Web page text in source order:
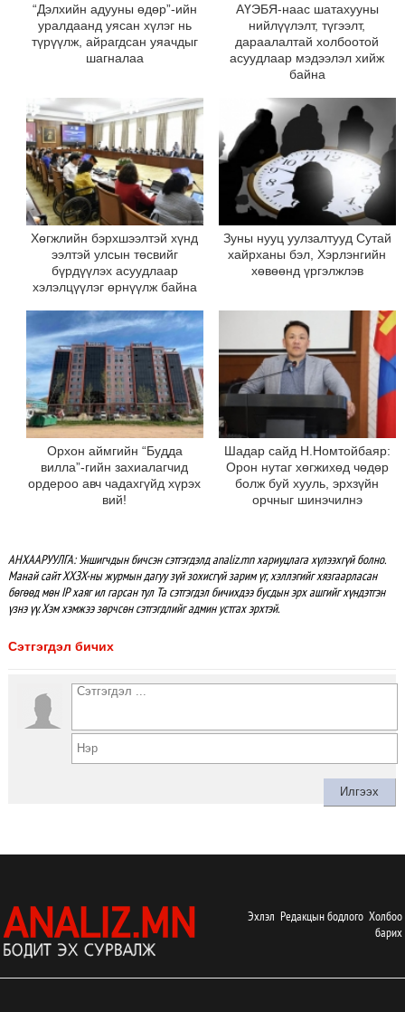
“Дэлхийн адууны өдөр”-ийн
уралдаанд уясан хүлэг нь
түрүүлж, айрагдсан уяачдыг
шагналаа
АҮЭБЯ-наас шатахууны
нийлүүлэлт, түгээлт,
дараалалтай холбоотой
асуудлаар мэдээлэл хийж
байна
Хөгжлийн бэрхшээлтэй хүнд
ээлтэй улсын төсвийг
бүрдүүлэх асуудлаар
хэлэлцүүлэг өрнүүлж байна
Зуны нууц уулзалтууд Сутай
хайрханы бэл, Хэрлэнгийн
хөвөөнд үргэлжлэв
Орхон аймгийн “Будда
вилла”-гийн захиалагчид
ордероо авч чадахгүйд хүрэх
вий!
Шадар сайд Н.Номтойбаяр:
Орон нутаг хөгжихөд чөдөр
болж буй хууль, эрхзүйн
орчныг шинэчилнэ
АНХААРУУЛГА: Уншигчдын бичсэн сэтгэгдэлд analiz.mn хариуцлага хүлээхгүй болно.
Манай сайт ХХЗХ-ны журмын дагуу зүй зохисгүй зарим үг, хэллэгийг хязгаарласан
бөгөөд мөн IP хаяг ил гарсан тул Та сэтгэгдэл бичихдээ бусдын эрх ашгийг хүндэтгэн
үзнэ үү. Хэм хэмжээ зөрчсөн сэтгэгдлийг админ устгах эрхтэй.
Сэтгэгдэл бичих
Эхлэл Редакцын бодлого Холбоо
барих